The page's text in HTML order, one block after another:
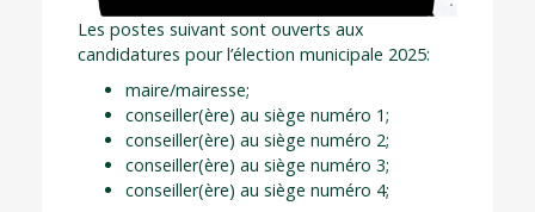
Les postes suivant sont ouverts aux
candidatures pour l’élection municipale 2025:
maire/mairesse;
conseiller(ère) au siège numéro 1;
conseiller(ère) au siège numéro 2;
conseiller(ère) au siège numéro 3;
conseiller(ère) au siège numéro 4;